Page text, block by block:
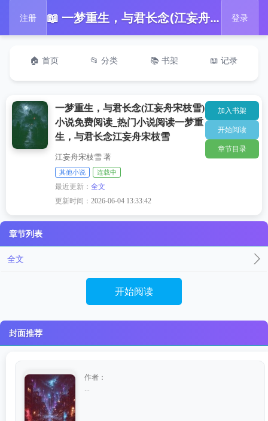
注册 📖 一梦重生，与君长念(江妄舟宋枝雪)小说免费阅读_热门小说阅读一梦重生，与君长念江妄舟宋枝雪 登录
🏠 首页 📂 分类 📚 书架 📖 记录
一梦重生，与君长念(江妄舟宋枝雪)
小说免费阅读_热门小说阅读一梦重
生，与君长念江妄舟宋枝雪
江妄舟宋枝雪 著
其他小说 连载中
最近更新：全文
更新时间：2026-06-04 13:33:42
加入书架
开始阅读
章节目录
章节列表
全文
开始阅读
封面推荐
作者：